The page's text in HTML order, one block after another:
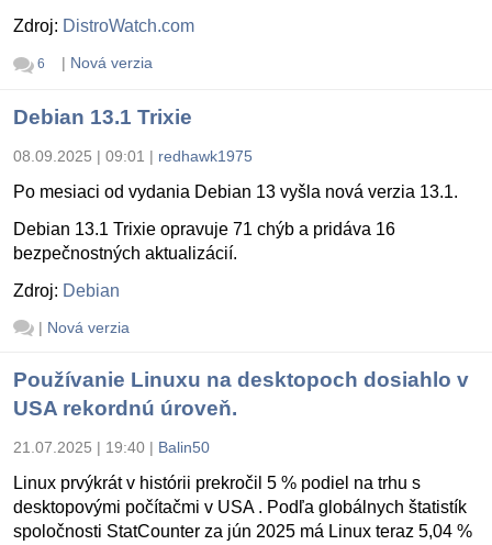
Zdroj: DistroWatch.com
6 | Nová verzia
Debian 13.1 Trixie
08.09.2025 | 09:01 | redhawk1975
Po mesiaci od vydania Debian 13 vyšla nová verzia 13.1.
Debian 13.1 Trixie opravuje 71 chýb a pridáva 16
bezpečnostných aktualizácií.
Zdroj: Debian
| Nová verzia
Používanie Linuxu na desktopoch dosiahlo v
USA rekordnú úroveň.
21.07.2025 | 19:40 | Balin50
Linux prvýkrát v histórii prekročil 5 % podiel na trhu s
desktopovými počítačmi v USA . Podľa globálnych štatistík
spoločnosti StatCounter za jún 2025 má Linux teraz 5,04 %